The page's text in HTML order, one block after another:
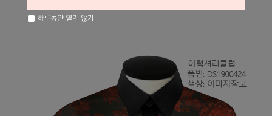
하루동안 열지 않기